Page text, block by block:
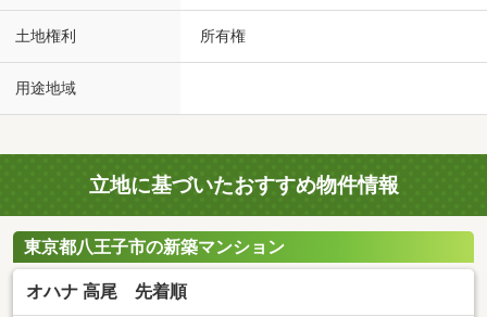
土地権利 所有権
用途地域
立地に基づいたおすすめ物件情報
東京都八王子市の新築マンション
オハナ 高尾 先着順